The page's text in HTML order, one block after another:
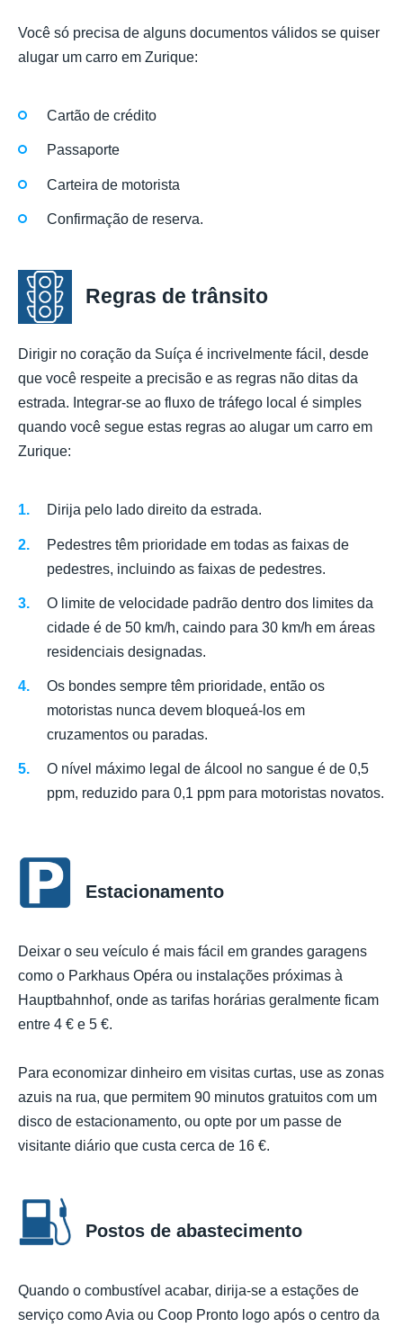
Você só precisa de alguns documentos válidos se quiser
alugar um carro em Zurique:
Cartão de crédito
Passaporte
Carteira de motorista
Confirmação de reserva.
Regras de trânsito
Dirigir no coração da Suíça é incrivelmente fácil, desde
que você respeite a precisão e as regras não ditas da
estrada. Integrar-se ao fluxo de tráfego local é simples
quando você segue estas regras ao alugar um carro em
Zurique:
Dirija pelo lado direito da estrada.
Pedestres têm prioridade em todas as faixas de
pedestres, incluindo as faixas de pedestres.
O limite de velocidade padrão dentro dos limites da
cidade é de 50 km/h, caindo para 30 km/h em áreas
residenciais designadas.
Os bondes sempre têm prioridade, então os
motoristas nunca devem bloqueá-los em
cruzamentos ou paradas.
O nível máximo legal de álcool no sangue é de 0,5
ppm, reduzido para 0,1 ppm para motoristas novatos.
Estacionamento
Deixar o seu veículo é mais fácil em grandes garagens
como o Parkhaus Opéra ou instalações próximas à
Hauptbahnhof, onde as tarifas horárias geralmente ficam
entre 4 € e 5 €.
Para economizar dinheiro em visitas curtas, use as zonas
azuis na rua, que permitem 90 minutos gratuitos com um
disco de estacionamento, ou opte por um passe de
visitante diário que custa cerca de 16 €.
Postos de abastecimento
Quando o combustível acabar, dirija-se a estações de
serviço como Avia ou Coop Pronto logo após o centro da